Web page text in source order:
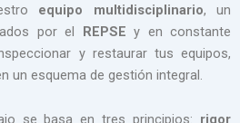
equipo multidisciplinario, un
por el REPSE y en constante
y restaurar tus equipos,
un esquema de gestión integral.